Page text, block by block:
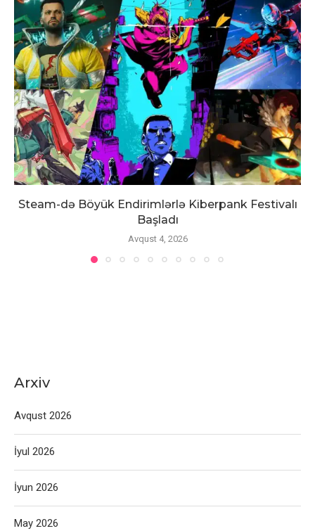
Steam-də Böyük Endirimlərlə Kiberpank Festivalı
Başladı
Avqust 4, 2026
Arxiv
Avqust 2026
İyul 2026
İyun 2026
May 2026